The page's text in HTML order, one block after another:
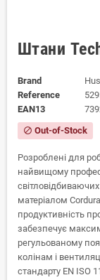
Штани
Brand
Reference
EAN13
block Out-of-Stock
Розроблені для
найвищому
матеріалом
продуктивність
забезпечує
регульованому
колінам і
стандарту EN ISO